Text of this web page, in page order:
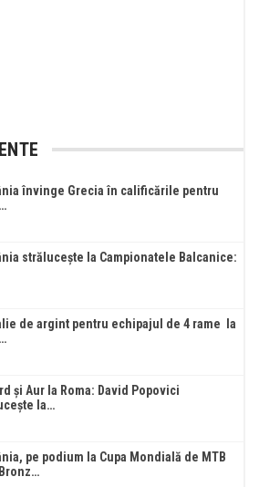
învinge Grecia în calificările pentru
strălucește la Campionatele Balcanice:
de argint pentru echipajul de 4 rame la
și Aur la Roma: David Popovici
la…
pe podium la Cupa Mondială de MTB